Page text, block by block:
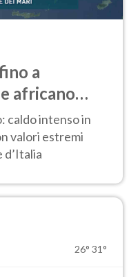
a
africano
caldo intenso in
valori estremi
26° 31°